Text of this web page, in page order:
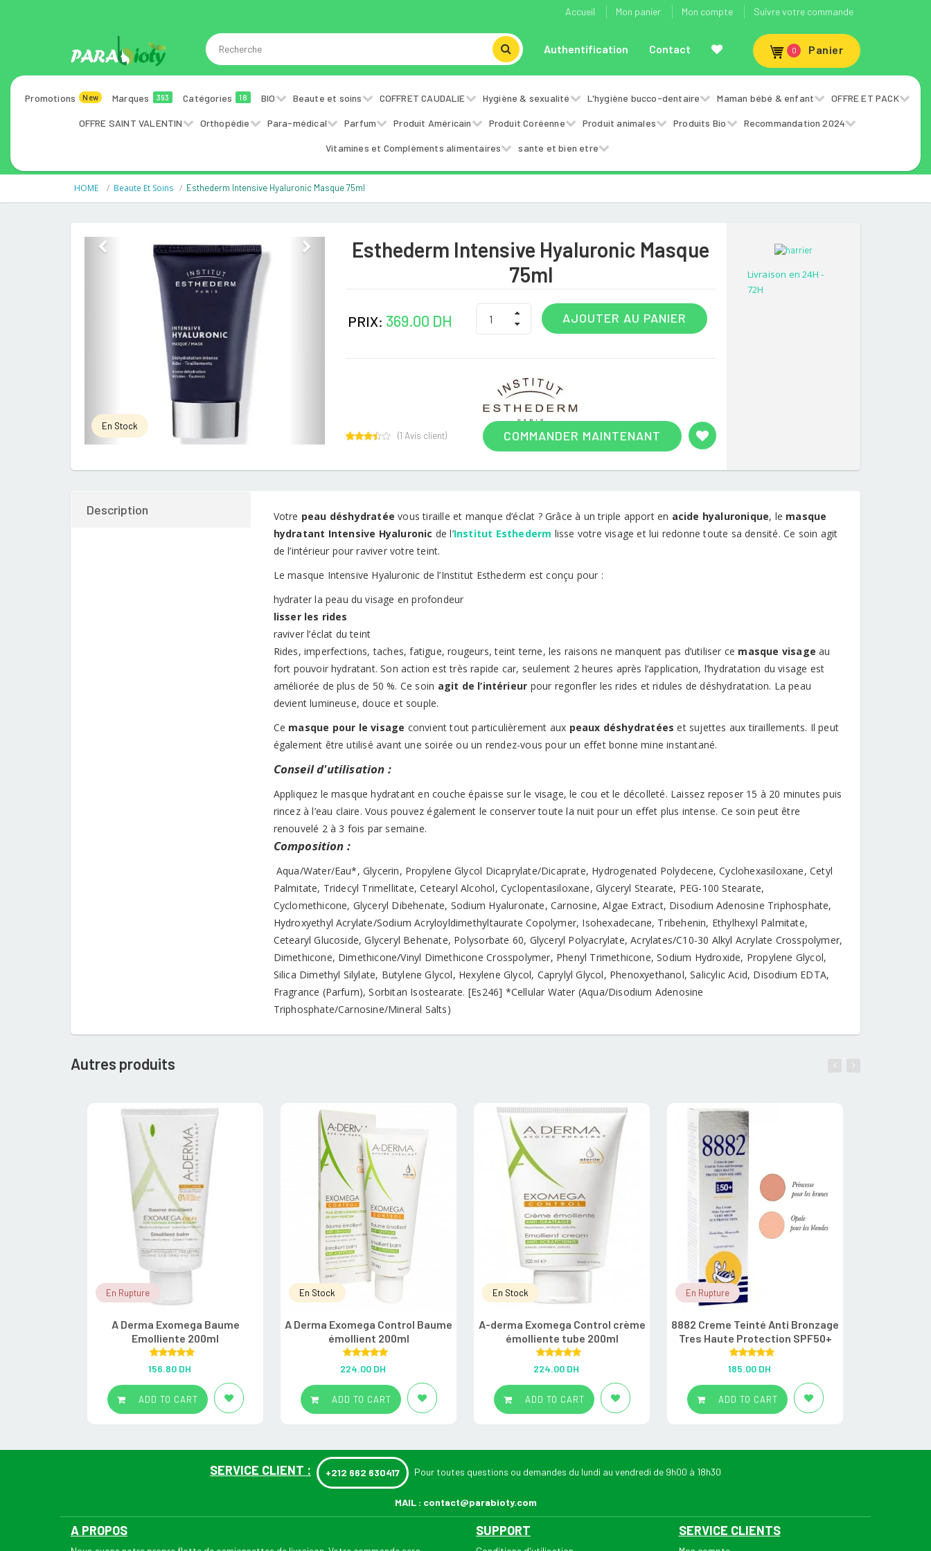
Accueil Mon panier Mon compte Suivre votre commande
Authentification Contact 0 Panier
Promotions New Marques 393 Catégories 18 BIO Beaute et soins COFFRET CAUDALIE Hygiène & sexualité L'hygiène bucco-dentaire Maman bébé & enfant OFFRE ET PACK
OFFRE SAINT VALENTIN Orthopédie Para-médical Parfum Produit Américain Produit Coréenne Produit animales Produits Bio Recommandation 2024
Vitamines et Compléments alimentaires sante et bien etre
HOME Beaute Et Soins Esthederm Intensive Hyaluronic Masque 75ml
Previous
En Stock
Esthederm Intensive Hyaluronic Masque
75ml
PRIX: 369.00 DH AJOUTER AU PANIER
COMMANDER MAINTENANT
out of
customer
rating
(1 Avis client)
Livraison en 24H -
72H
Description Votre peau déshydratée vous tiraille et manque d’éclat ? Grâce à un triple apport en acide hyaluronique, le masque
hydratant Intensive Hyaluronic de l’Institut Esthederm lisse votre visage et lui redonne toute sa densité. Ce soin agit
de l’intérieur pour raviver votre teint.
Le masque Intensive Hyaluronic de l’Institut Esthederm est conçu pour :
hydrater la peau du visage en profondeur
lisser les rides
raviver l’éclat du teint
Rides, imperfections, taches, fatigue, rougeurs, teint terne, les raisons ne manquent pas d’utiliser ce masque visage au
fort pouvoir hydratant. Son action est très rapide car, seulement 2 heures après l’application, l’hydratation du visage est
améliorée de plus de 50 %. Ce soin agit de l’intérieur pour regonfler les rides et ridules de déshydratation. La peau
devient lumineuse, douce et souple.
Ce masque pour le visage convient tout particulièrement aux peaux déshydratées et sujettes aux tiraillements. Il peut
également être utilisé avant une soirée ou un rendez-vous pour un effet bonne mine instantané.
Conseil d'utilisation :
Appliquez le masque hydratant en couche épaisse sur le visage, le cou et le décolleté. Laissez reposer 15 à 20 minutes puis
rincez à l’eau claire. Vous pouvez également le conserver toute la nuit pour un effet plus intense. Ce soin peut être
renouvelé 2 à 3 fois par semaine.
Composition :
Aqua/Water/Eau*, Glycerin, Propylene Glycol Dicaprylate/Dicaprate, Hydrogenated Polydecene, Cyclohexasiloxane, Cetyl
Palmitate, Tridecyl Trimellitate, Cetearyl Alcohol, Cyclopentasiloxane, Glyceryl Stearate, PEG-100 Stearate,
Cyclomethicone, Glyceryl Dibehenate, Sodium Hyaluronate, Carnosine, Algae Extract, Disodium Adenosine Triphosphate,
Hydroxyethyl Acrylate/Sodium Acryloyldimethyltaurate Copolymer, Isohexadecane, Tribehenin, Ethylhexyl Palmitate,
Cetearyl Glucoside, Glyceryl Behenate, Polysorbate 60, Glyceryl Polyacrylate, Acrylates/C10-30 Alkyl Acrylate Crosspolymer,
Dimethicone, Dimethicone/Vinyl Dimethicone Crosspolymer, Phenyl Trimethicone, Sodium Hydroxide, Propylene Glycol,
Silica Dimethyl Silylate, Butylene Glycol, Hexylene Glycol, Caprylyl Glycol, Phenoxyethanol, Salicylic Acid, Disodium EDTA,
Fragrance (Parfum), Sorbitan Isostearate. [Es246] *Cellular Water (Aqua/Disodium Adenosine
Triphosphate/Carnosine/Mineral Salts)
Autres produits
En Rupture
A Derma Exomega Baume
Emolliente 200ml
Rated 5.00
out of 5
156.80 DH
ADD TO CART
En Stock
A Derma Exomega Control Baume
émollient 200ml
Rated 5.00
out of 5
224.00 DH
ADD TO CART
En Stock
A-derma Exomega Control crème
émolliente tube 200ml
Rated 5.00
out of 5
224.00 DH
ADD TO CART
En Rupture
8882 Creme Teinté Anti Bronzage
Tres Haute Protection SPF50+
Rated 5.00
out of 5
185.00 DH
ADD TO CART
SERVICE CLIENT : +212 662 630417 Pour toutes questions ou demandes du lundi au vendredi de 9h00 à 18h30
MAIL : contact@parabioty.com
A PROPOS SUPPORT SERVICE CLIENTS